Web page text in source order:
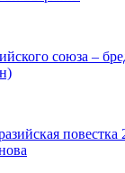
союза –
повестка